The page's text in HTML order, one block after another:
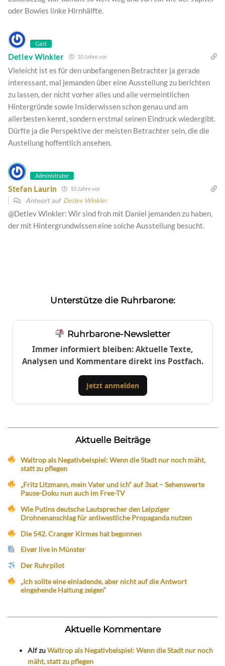
oder Bowies linke Hirnhälfte.
Gast
Detlev Winkler 10 Jahre vor
Vieleicht ist es für den unbefangenen Betrachter ja gerade
interessant, mal jemanden über eine Ausstellung zu berichten
zu lassen, der nicht vorher alles und alle vermeintlichen
Hintergründe sowie Insiderwissen schon genau und am
allerbesten kennt, sondern erstmal seinen Eindruck wiedergibt.
Dürfte ja die Perspektive der meisten Betrachter sein, die die
Austellung hoffentlich ansehen.
Administrator
Stefan Laurin 10 Jahre vor
Antwort auf Detlev Winkler
@Detlev Winkler: Wir sind froh mit Daniel jemanden zu haben,
der mit Hintergrundwissen eine solche Ausstellung besucht.
Unterstütze die Ruhrbarone:
Ruhrbarone-Newsletter
Immer informiert bleiben: Aktuelle Texte,
Analysen und Kommentare direkt ins Postfach.
Jetzt anmelden
Aktuelle Beiträge
Waltrop als Negativbeispiel: Wenn die Stadt nur noch mäht,
statt zu pflegen
„Fritz Litzmann, mein Vater und ich“ auf 3sat – Sehenswerte
Pause-Doku nun auch im Free-TV
Wie Putins deutsche Lautsprecher den Leipziger
Drohnenanschlag für antiwestliche Propaganda nutzen
Die 542. Cranger Kirmes hat begonnen
Eivør live in Münster
Der Ruhrpilot
„Ich sollte eine einladende, aber nicht auf die Antwort
eingehende Haltung zeigen“
Aktuelle Kommentare
AlfzuWaltrop als Negativbeispiel: Wenn die Stadt nur noch
mäht, statt zu pflegen